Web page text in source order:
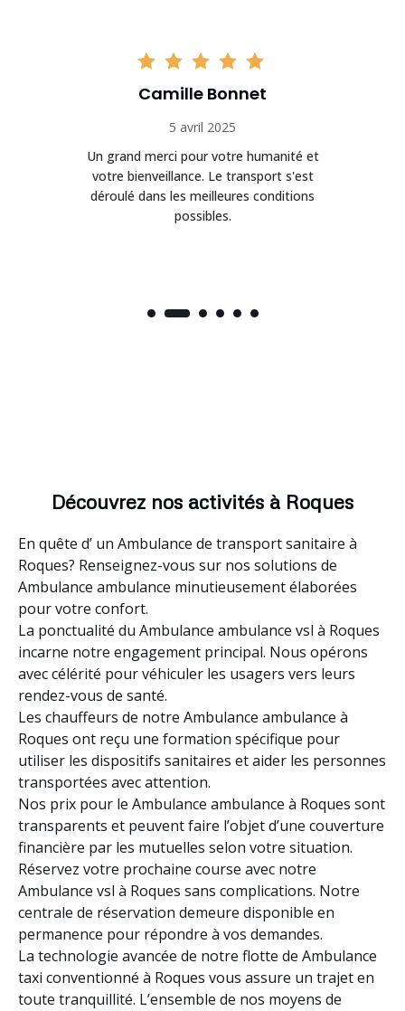
Camille Bonnet
5 avril 2025
Un grand merci pour votre humanité et
votre bienveillance. Le transport s'est
déroulé dans les meilleures conditions
possibles.
Découvrez nos activités à Roques
En quête d’ un Ambulance de transport sanitaire à
Roques? Renseignez-vous sur nos solutions de
Ambulance ambulance minutieusement élaborées
pour votre confort.
La ponctualité du Ambulance ambulance vsl à Roques
incarne notre engagement principal. Nous opérons
avec célérité pour véhiculer les usagers vers leurs
rendez-vous de santé.
Les chauffeurs de notre Ambulance ambulance à
Roques ont reçu une formation spécifique pour
utiliser les dispositifs sanitaires et aider les personnes
transportées avec attention.
Nos prix pour le Ambulance ambulance à Roques sont
transparents et peuvent faire l’objet d’une couverture
financière par les mutuelles selon votre situation.
Réservez votre prochaine course avec notre
Ambulance vsl à Roques sans complications. Notre
centrale de réservation demeure disponible en
permanence pour répondre à vos demandes.
La technologie avancée de notre flotte de Ambulance
taxi conventionné à Roques vous assure un trajet en
toute tranquillité. L’ensemble de nos moyens de